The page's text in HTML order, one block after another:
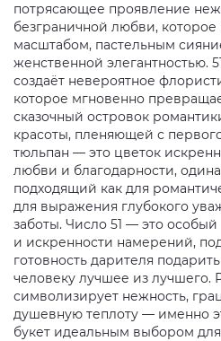
потрясающее проявление
безграничной любви,
масштабом, пастельным
женственной элегантностью.
создаёт невероятное
которое мгновенно
сказочный островок
красоты, пленяющей с
тюльпан — это цветок
любви и благодарности,
подходящий как для
для выражения глубокого
заботы. Число 51 — это
и искренности намерений,
готовность дарителя
человеку лучшее из лучшего.
символизирует нежность,
душевную теплоту — именно
букет идеальным выбором